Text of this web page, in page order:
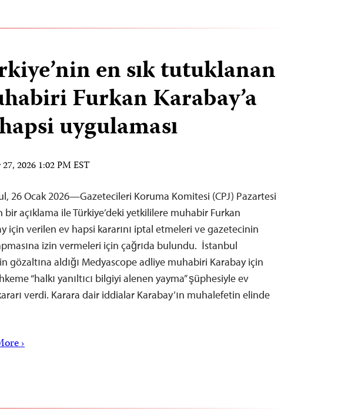
en sık tutuklanan
Furkan Karabay’a
uygulaması
27, 2026 1:02 PM EST
26 Ocak 2026—Gazetecileri Koruma Komitesi (CPJ) Pazartesi
bir açıklama ile Türkiye’deki yetkililere muhabir Furkan
için verilen ev hapsi kararını iptal etmeleri ve gazetecinin
izin vermeleri için çağrıda bulundu. İstanbul
gözaltına aldığı Medyascope adliye muhabiri Karabay için
“halkı yanıltıcı bilgiyi alenen yayma” şüphesiyle ev
verdi. Karara dair iddialar Karabay’ın muhalefetin elinde
›